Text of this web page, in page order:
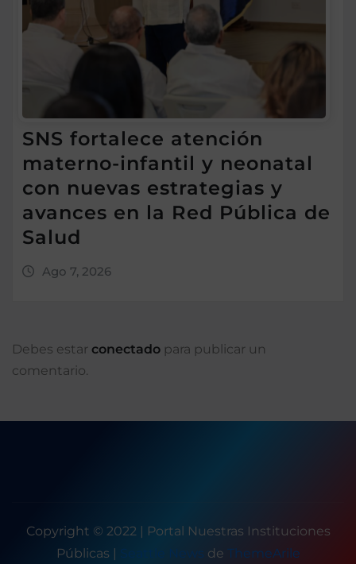
SNS fortalece atención
materno-infantil y neonatal
con nuevas estrategias y
avances en la Red Pública de
Salud
Ago 7, 2026
Debes estar conectado para publicar un
comentario.
Copyright © 2022 | Portal Nuestras Instituciones
Públicas | Seattle News de ThemeArile